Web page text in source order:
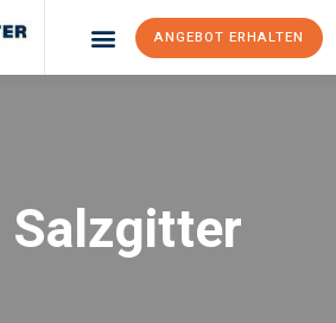
ANGEBOT ERHALTEN
Salzgitter